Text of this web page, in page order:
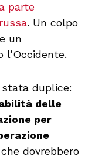
parte
. Un colpo
un
duplice:
delle
per
dovrebbero